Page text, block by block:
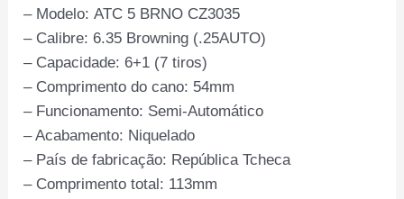
– Modelo: ATC 5 BRNO CZ3035
– Calibre: 6.35 Browning (.25AUTO)
– Capacidade: 6+1 (7 tiros)
– Comprimento do cano: 54mm
– Funcionamento: Semi-Automático
– Acabamento: Niquelado
– País de fabricação: República Tcheca
– Comprimento total: 113mm